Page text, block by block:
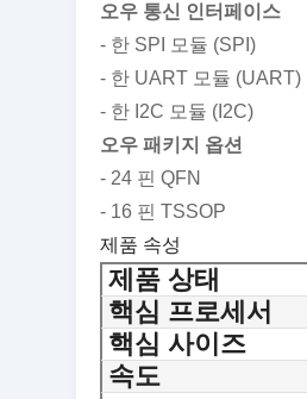
오우 통신 인터페이스
- 한 SPI 모듈 (SPI)
- 한 UART 모듈 (UART)
- 한 I2C 모듈 (I2C)
오우 패키지 옵션
- 24 핀 QFN
- 16 핀 TSSOP
제품 속성
제품 상태
핵심 프로세서
핵심 사이즈
속도